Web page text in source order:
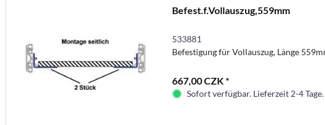
Befest.f.Vollauszug,559mm
533881
Befestigung für Vollauszug, Länge
667,00 CZK *
Sofort verfügbar. Lieferzeit 2-4 Tage.